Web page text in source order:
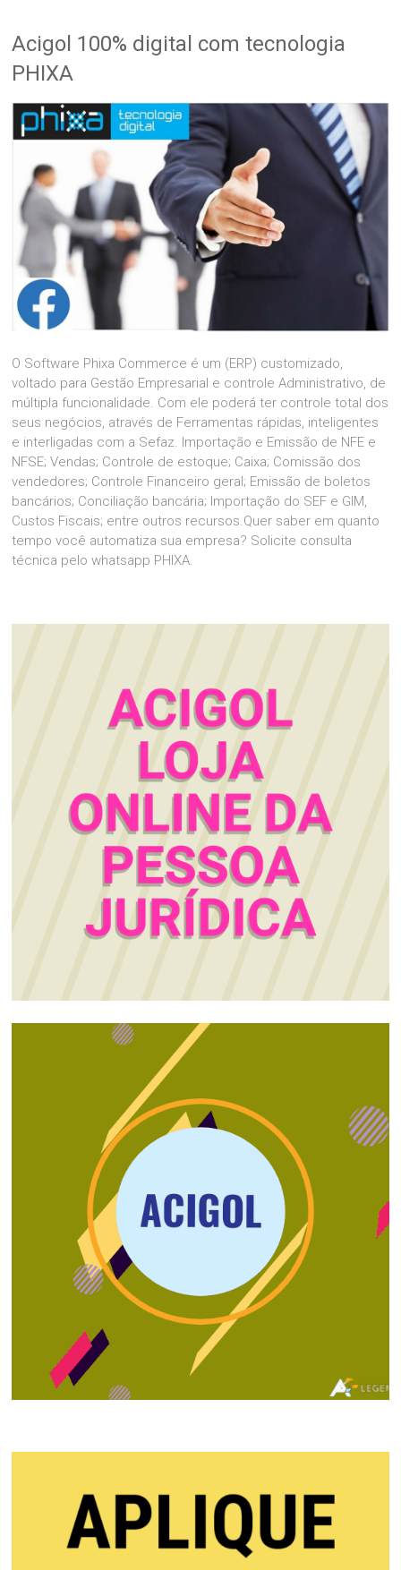
Acigol 100% digital com tecnologia
PHIXA
O Software Phixa Commerce é um (ERP) customizado,
voltado para Gestão Empresarial e controle Administrativo, de
múltipla funcionalidade. Com ele poderá ter controle total dos
seus negócios, através de Ferramentas rápidas, inteligentes
e interligadas com a Sefaz. Importação e Emissão de NFE e
NFSE; Vendas; Controle de estoque; Caixa; Comissão dos
vendedores; Controle Financeiro geral; Emissão de boletos
bancários; Conciliação bancária; Importação do SEF e GIM,
Custos Fiscais; entre outros recursos.Quer saber em quanto
tempo você automatiza sua empresa? Solicite consulta
técnica pelo whatsapp PHIXA.